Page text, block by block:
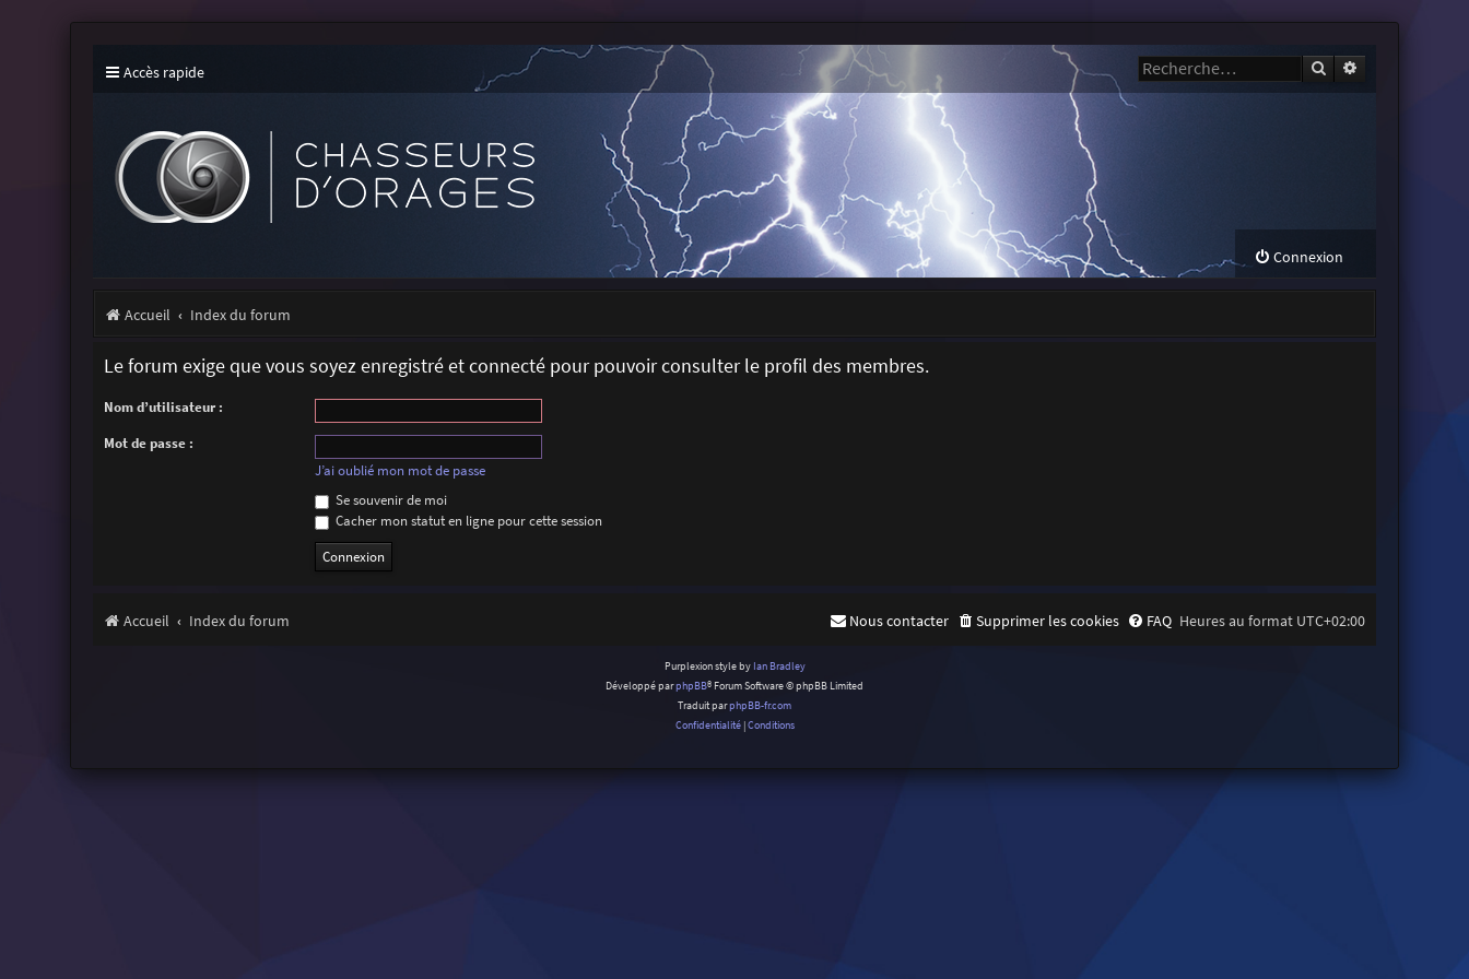
Accès rapide Rechercher
Connexion
Accueil Index du forum
Le forum exige que vous soyez enregistré et connecté pour pouvoir consulter le profil des membres.
Nom d’utilisateur :
Mot de passe :
J’ai oublié mon mot de passe
Se souvenir de moi
Cacher mon statut en ligne pour cette session
Accueil Index du forum Heures au format UTC+02:00
FAQ
Supprimer les cookies
Nous contacter
Purplexion style by Ian Bradley
Développé parphpBB® Forum Software © phpBB Limited
Traduit parphpBB-fr.com
Confidentialité|Conditions